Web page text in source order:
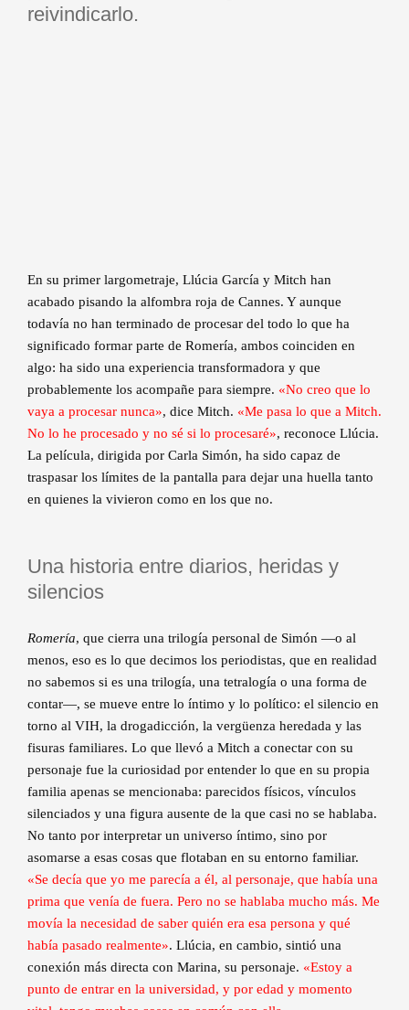
reivindicarlo.
En su primer largometraje, Llúcia García y Mitch han
acabado pisando la alfombra roja de Cannes. Y aunque
todavía no han terminado de procesar del todo lo que ha
significado formar parte de Romería, ambos coinciden en
algo: ha sido una experiencia transformadora y que
probablemente los acompañe para siempre. «No creo que lo
vaya a procesar nunca», dice Mitch. «Me pasa lo que a Mitch.
No lo he procesado y no sé si lo procesaré», reconoce Llúcia.
La película, dirigida por Carla Simón, ha sido capaz de
traspasar los límites de la pantalla para dejar una huella tanto
en quienes la vivieron como en los que no.
Una historia entre diarios, heridas y
silencios
Romería, que cierra una trilogía personal de Simón —o al
menos, eso es lo que decimos los periodistas, que en realidad
no sabemos si es una trilogía, una tetralogía o una forma de
contar—, se mueve entre lo íntimo y lo político: el silencio en
torno al VIH, la drogadicción, la vergüenza heredada y las
fisuras familiares. Lo que llevó a Mitch a conectar con su
personaje fue la curiosidad por entender lo que en su propia
familia apenas se mencionaba: parecidos físicos, vínculos
silenciados y una figura ausente de la que casi no se hablaba.
No tanto por interpretar un universo íntimo, sino por
asomarse a esas cosas que flotaban en su entorno familiar.
«Se decía que yo me parecía a él, al personaje, que había una
prima que venía de fuera. Pero no se hablaba mucho más. Me
movía la necesidad de saber quién era esa persona y qué
había pasado realmente». Llúcia, en cambio, sintió una
conexión más directa con Marina, su personaje. «Estoy a
punto de entrar en la universidad, y por edad y momento